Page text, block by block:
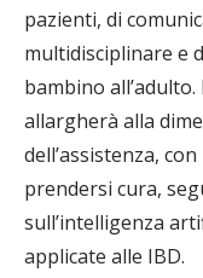
pazienti, di
multidisciplinare e
bambino
allargherà alla
dell’assistenza,
prendersi cura,
sull’intelligenza
applicate alle IBD.